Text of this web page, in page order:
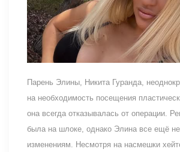
Парень Элины, Никита Гуранда,
на необходимость посещения
она всегда отказывалась от операции.
была на шлоке, однако Элина все ещё не
изменениям. Несмотря на насмешки